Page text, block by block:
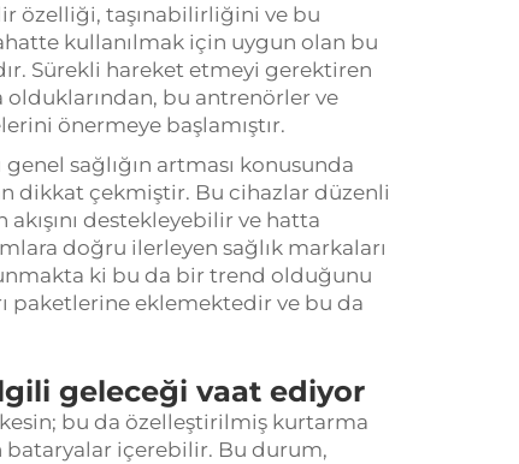
özelliği, taşınabilirliğini ve bu
kullanılmak için uygun olan bu
Sürekli hareket etmeyi gerektiren
bu antrenörler ve
önermeye başlamıştır.
sağlığın artması konusunda
dikkat çekmiştir. Bu cihazlar düzenli
destekleyebilir ve hatta
doğru ilerleyen sağlık markaları
ki bu da bir trend olduğunu
paketlerine eklemektedir ve bu da
geleceği vaat ediyor
bu da özelleştirilmiş kurtarma
bataryalar içerebilir. Bu durum,